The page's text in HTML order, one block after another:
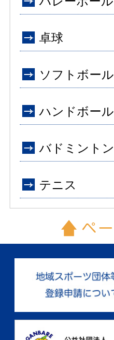
卓球
ソフトボール
ハンドボール
バドミントン
テニス